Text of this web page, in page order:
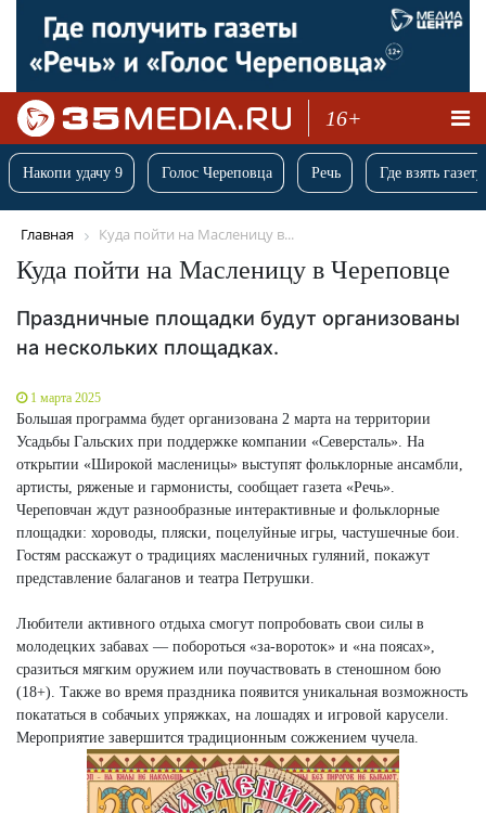
16+
Накопи удачу 9 Голос Череповца Речь Где взять
Главная Куда пойти на Масленицу в...
Куда пойти на Масленицу в Череповце
Праздничные площадки будут организованы
на нескольких площадках.
1 марта 2025
Большая программа будет организована 2 марта на территории
Усадьбы Гальских при поддержке компании «Северсталь». На
открытии «Широкой масленицы» выступят фольклорные ансамбли,
артисты, ряженые и гармонисты, сообщает газета «Речь».
Череповчан ждут разнообразные интерактивные и фольклорные
площадки: хороводы, пляски, поцелуйные игры, частушечные бои.
Гостям расскажут о традициях масленичных гуляний, покажут
представление балаганов и театра Петрушки.
Любители активного отдыха смогут попробовать свои силы в
молодецких забавах — побороться «за-вороток» и «на поясах»,
сразиться мягким оружием или поучаствовать в стеношном бою
(18+). Также во время праздника появится уникальная возможность
покататься в собачьих упряжках, на лошадях и игровой карусели.
Мероприятие завершится традиционным сожжением чучела.